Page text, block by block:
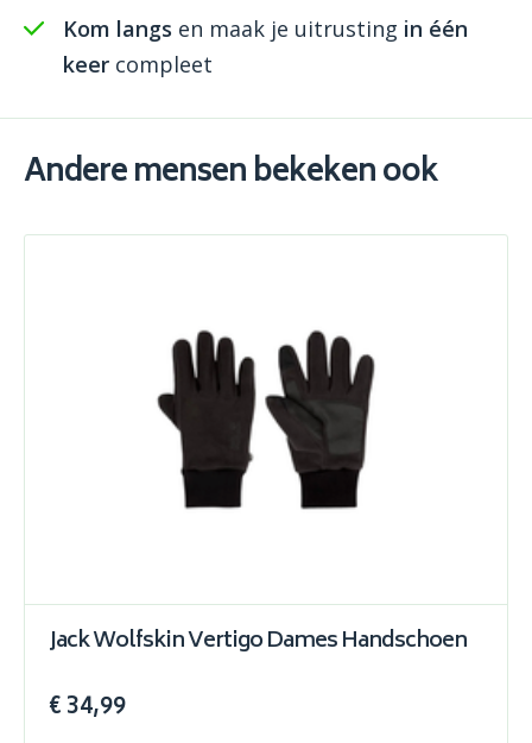
Kom langs en maak je uitrusting in één
keer compleet
Andere mensen bekeken ook
Jack Wolfskin Vertigo Dames Handschoen
€ 34,99